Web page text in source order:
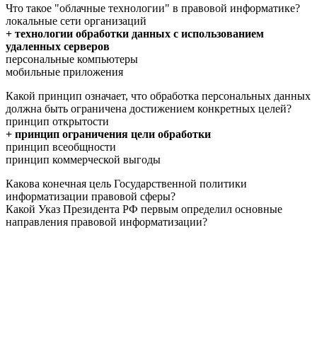
Что такое "облачные технологии" в правовой информатике?
локальные сети организаций
+ технологии обработки данных с использованием
удаленных серверов
персональные компьютеры
мобильные приложения
Какой принцип означает, что обработка персональных данных
должна быть ограничена достижением конкретных целей?
принцип открытости
+ принцип ограничения цели обработки
принцип всеобщности
принцип коммерческой выгоды
Какова конечная цель Государственной политики
информатизации правовой сферы?
Какой Указ Президента РФ первым определил основные
направления правовой информатизации?